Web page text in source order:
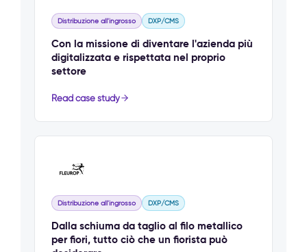
Distribuzione all'ingrosso DXP/CMS
Con la missione di diventare l'azienda più
digitalizzata e rispettata nel proprio
settore
Read case study
Distribuzione all'ingrosso DXP/CMS
Dalla schiuma da taglio al filo metallico
per fiori, tutto ciò che un fiorista può